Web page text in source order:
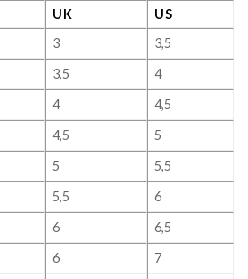
UK
US
3
3,5
3,5
4
4
4,5
4,5
5
5
5,5
5,5
6
6
6,5
6
7